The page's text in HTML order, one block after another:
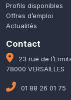
Profils disponibles
Offres d’emploi
Actualités
Contact
23 rue de
78000 VERSAILLES
01 88 26 01 75